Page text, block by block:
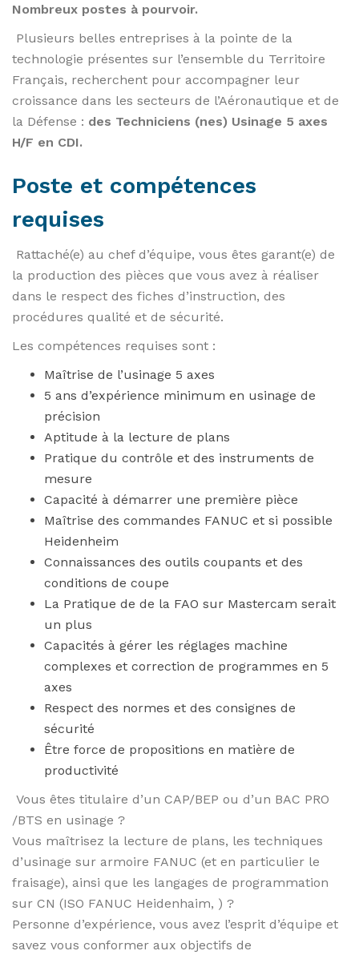
Nombreux postes à pourvoir.
Plusieurs belles entreprises à la pointe de la
technologie présentes sur l’ensemble du Territoire
Français, recherchent pour accompagner leur
croissance dans les secteurs de l’Aéronautique et de
la Défense : des Techniciens (nes) Usinage 5 axes
H/F en CDI.
Poste et compétences
requises
Rattaché(e) au chef d’équipe, vous êtes garant(e) de
la production des pièces que vous avez à réaliser
dans le respect des fiches d’instruction, des
procédures qualité et de sécurité.
Les compétences requises sont :
Maîtrise de l’usinage 5 axes
5 ans d’expérience minimum en usinage de
précision
Aptitude à la lecture de plans
Pratique du contrôle et des instruments de
mesure
Capacité à démarrer une première pièce
Maîtrise des commandes FANUC et si possible
Heidenheim
Connaissances des outils coupants et des
conditions de coupe
La Pratique de de la FAO sur Mastercam serait
un plus
Capacités à gérer les réglages machine
complexes et correction de programmes en 5
axes
Respect des normes et des consignes de
sécurité
Être force de propositions en matière de
productivité
Vous êtes titulaire d’un CAP/BEP ou d’un BAC PRO
/BTS en usinage ?
Vous maîtrisez la lecture de plans, les techniques
d’usinage sur armoire FANUC (et en particulier le
fraisage), ainsi que les langages de programmation
sur CN (ISO FANUC Heidenhaim, ) ?
Personne d’expérience, vous avez l’esprit d’équipe et
savez vous conformer aux objectifs de